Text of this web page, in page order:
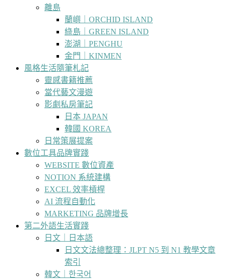
離島
蘭嶼｜ORCHID ISLAND
綠島｜GREEN ISLAND
澎湖｜PENGHU
金門｜KINMEN
風格生活隨筆札記
靈感書籍推薦
當代藝文漫遊
影劇私房筆記
日本 JAPAN
韓國 KOREA
日常策展提案
數位工具品牌實踐
WEBSITE 數位資產
NOTION 系統建構
EXCEL 效率槓桿
AI 流程自動化
MARKETING 品牌增長
第二外語生活實踐
日文｜日本語
日文文法總整理：JLPT N5 到 N1 教學文章
索引
韓文｜한국어